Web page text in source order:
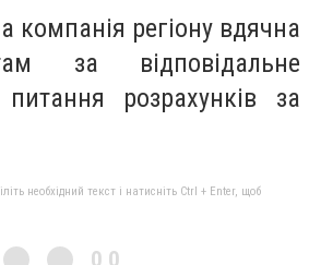
компанія регіону вдячна
за відповідальне
розрахунків за
необхідний текст і натисніть Ctrl + Enter, щоб
0,0